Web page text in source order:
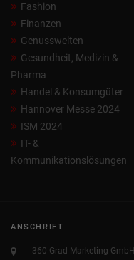
Fashion
Finanzen
Genusswelten
Gesundheit, Medizin &
Pharma
Handel & Konsumgüter
Hannover Messe 2024
ISM 2024
IT- &
Kommunikationslösungen
ANSCHRIFT
360 Grad Marketing GmbH